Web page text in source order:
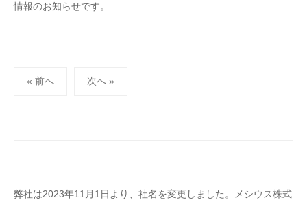
E
情報のお知らせです。
送
« 前へ 次へ »
弊社は2023年11月1日より、社名を変更しました。メシウス株式